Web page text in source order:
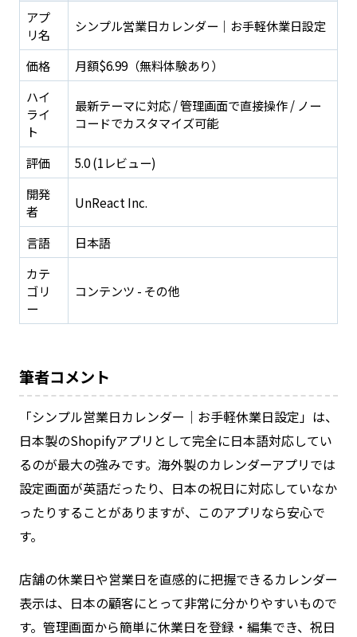
アプ
リ名
シンプル営業日カレンダー｜お手軽休業日設定
価格
月額$6.99（無料体験あり）
ハイ
ライ
ト
最新テーマに対応 / 管理画面で直接操作 / ノー
コードでカスタマイズ可能
評価
5.0 (1レビュー)
開発
者
UnReact Inc.
言語
日本語
カテ
ゴリ
ー
コンテンツ - その他
筆者コメント
「シンプル営業日カレンダー｜お手軽休業日設定」は、
日本製のShopifyアプリとして完全に日本語対応してい
るのが最大の強みです。海外製のカレンダーアプリでは
設定画面が英語だったり、日本の祝日に対応していなか
ったりすることがありますが、このアプリなら安心で
す。
店舗の休業日や営業日を直感的に把握できるカレンダー
表示は、日本の顧客にとって非常に分かりやすいもので
す。管理画面から簡単に休業日を登録・編集でき、祝日